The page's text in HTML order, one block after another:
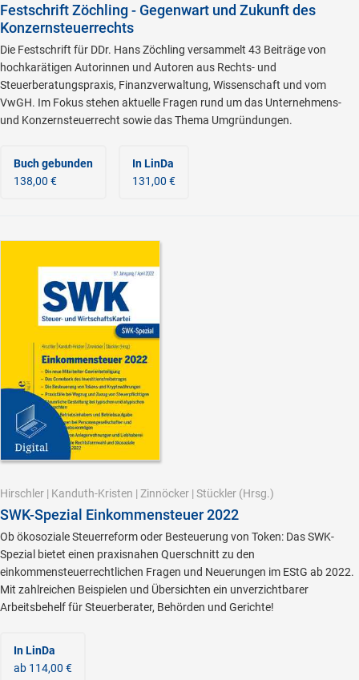
Festschrift Zöchling - Gegenwart und Zukunft des
Konzernsteuerrechts
Die Festschrift für DDr. Hans Zöchling versammelt 43 Beiträge von
hochkarätigen Autorinnen und Autoren aus Rechts- und
Steuerberatungspraxis, Finanzverwaltung, Wissenschaft und vom
VwGH. Im Fokus stehen aktuelle Fragen rund um das Unternehmens-
und Konzernsteuerrecht sowie das Thema Umgründungen.
Buch gebunden
138,00 €
In LinDa
131,00 €
Hirschler | Kanduth-Kristen | Zinnöcker | Stückler (Hrsg.)
SWK-Spezial Einkommensteuer 2022
Ob ökosoziale Steuerreform oder Besteuerung von Token: Das SWK-
Spezial bietet einen praxisnahen Querschnitt zu den
einkommensteuerrechtlichen Fragen und Neuerungen im EStG ab 2022.
Mit zahlreichen Beispielen und Übersichten ein unverzichtbarer
Arbeitsbehelf für Steuerberater, Behörden und Gerichte!
In LinDa
ab 114,00 €